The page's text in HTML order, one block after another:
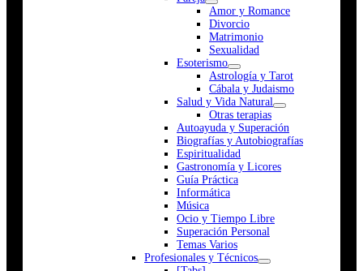
Amor y Romance
Divorcio
Matrimonio
Sexualidad
Esoterismo
Astrología y Tarot
Cábala y Judaismo
Salud y Vida Natural
Otras terapias
Autoayuda y Superación
Biografías y Autobiografías
Espiritualidad
Gastronomía y Licores
Guía Práctica
Informática
Música
Ocio y Tiempo Libre
Superación Personal
Temas Varios
Profesionales y Técnicos